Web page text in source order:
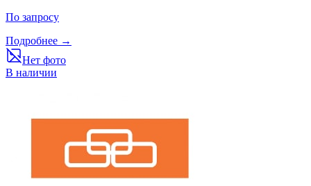
По запросу
Подробнее →
Нет фото
В наличии